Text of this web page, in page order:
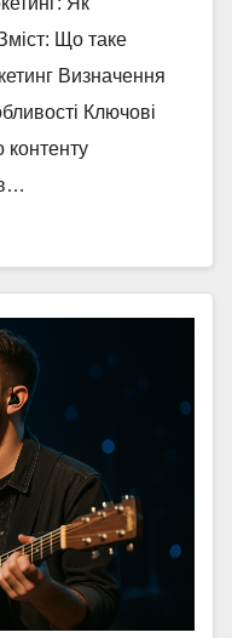
Що таке
Визначення
Ключові
контенту